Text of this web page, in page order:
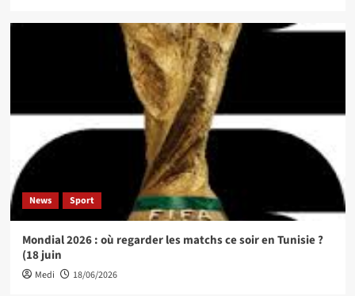
News Sport
Mondial 2026 : où regarder les matchs ce soir en Tunisie ?
(18 juin
Medi 18/06/2026